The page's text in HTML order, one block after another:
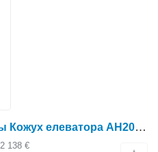
Другие рабочие элементы Кожух елеватора AH207172 для элеваторов и зернохранилищ John Deere
138 €